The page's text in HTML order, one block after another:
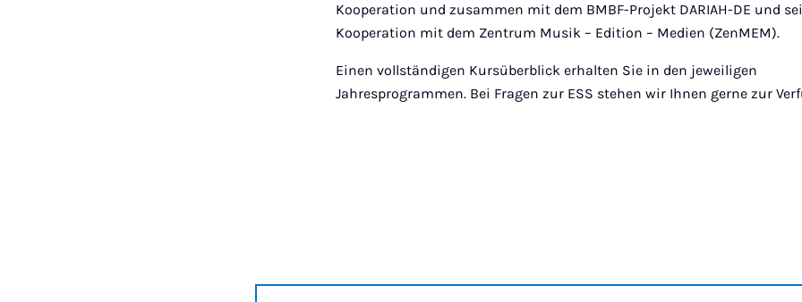
Kooperation und zusammen mit dem BMBF-Projekt DARIAH-DE und
Kooperation mit dem Zentrum Musik – Edition – Medien (ZenMEM).
Einen vollständigen Kursüberblick erhalten Sie in den jeweiligen
Jahresprogrammen. Bei Fragen zur ESS stehen wir Ihnen gerne zur